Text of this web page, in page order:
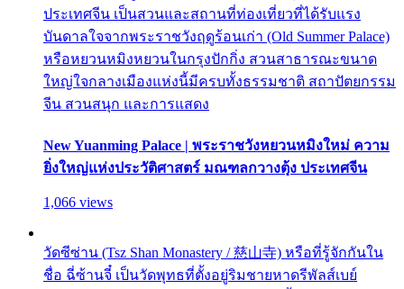
ประเทศจีน เป็นสวนและสถานที่ท่องเที่ยวที่ได้รับแรง
บันดาลใจจากพระราชวังฤดูร้อนเก่า (Old Summer Palace)
หรือหยวนหมิงหยวนในกรุงปักกิ่ง สวนสาธารณะขนาด
ใหญ่ใจกลางเมืองแห่งนี้มีครบทั้งธรรมชาติ สถาปัตยกรรม
จีน สวนสนุก และการแสดง
New Yuanming Palace | พระราชวังหยวนหมิงใหม่ ความ
ยิ่งใหญ่แห่งประวัติศาสตร์ มณฑลกวางตุ้ง ประเทศจีน
1,066 views
วัดซีซ่าน (Tsz Shan Monastery / 慈山寺) หรือที่รู้จักกันใน
ชื่อ ฉี่ซ้านจี๋ เป็นวัดพุทธที่ตั้งอยู่ริมชายหาดรีพัลส์เบย์